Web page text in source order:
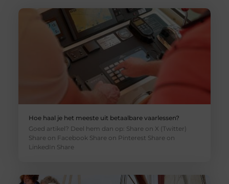
Hoe haal je het meeste uit betaalbare vaarlessen?
Goed artikel? Deel hem dan op: Share on X (Twitter)
Share on Facebook Share on Pinterest Share on
LinkedIn Share